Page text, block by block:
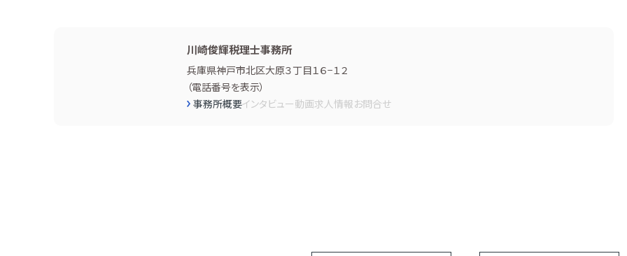
川崎俊輝税理士事務所
兵庫県神戸市北区大原３丁目１６−１２
（電話番号を表示）
事務所概要インタビュー動画求人情報お問合せ